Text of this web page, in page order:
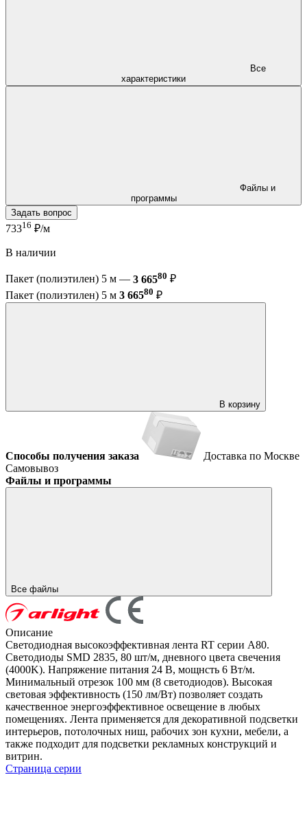
характеристики
программы
Задать вопрос
73316 ₽/м
В наличии
Пакет (полиэтилен) 5 м — 3 66580 ₽
Пакет (полиэтилен) 5 м 3 66580 ₽
В корзину
Способы получения заказа
Доставка по Москве
Самовывоз
Файлы и программы
Все файлы
Описание
Светодиодная высокоэффективная лента RT серии A80.
Светодиоды SMD 2835, 80 шт/м, дневного цвета свечения
(4000K). Напряжение питания 24 В, мощнсть 6 Вт/м.
Минимальный отрезок 100 мм (8 светодиодов). Высокая
световая эффективность (150 лм/Вт) позволяет создать
качественное энергоэффективное освещение в любых
помещениях. Лента применяется для декоративной подсветки
интерьеров, потолочных ниш, рабочих зон кухни, мебели, а
также подходит для подсветки рекламных конструкций и
витрин.
Страница серии